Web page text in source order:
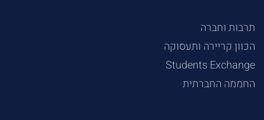
תרבות וחברה
הכוון קריירה ותעסוקה
Students Exchange
החממה החברתית